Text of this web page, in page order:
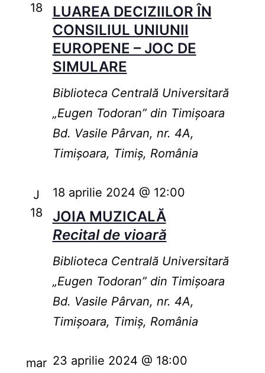
18
LUAREA DECIZIILOR ÎN
CONSILIUL UNIUNII
EUROPENE – JOC DE
SIMULARE
Biblioteca Centrală Universitară
„Eugen Todoran” din Timişoara
Bd. Vasile Pârvan, nr. 4A,
Timișoara, Timiș, România
J
18
JOIA MUZICALĂ
Recital de vioară
18 aprilie 2024 @ 12:00
Biblioteca Centrală Universitară
„Eugen Todoran” din Timişoara
Bd. Vasile Pârvan, nr. 4A,
Timișoara, Timiș, România
mar 23 aprilie 2024 @ 18:00